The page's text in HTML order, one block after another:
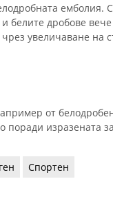
емболия.
белите дробове
увеличаване на
от
поради изразената
Спортен